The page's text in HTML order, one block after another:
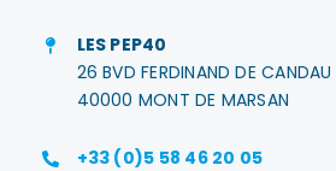
LES PEP40
26 BVD FERDINAND DE CANDAU
40000 MONT DE MARSAN
+33 (0)5 58 46 20 05